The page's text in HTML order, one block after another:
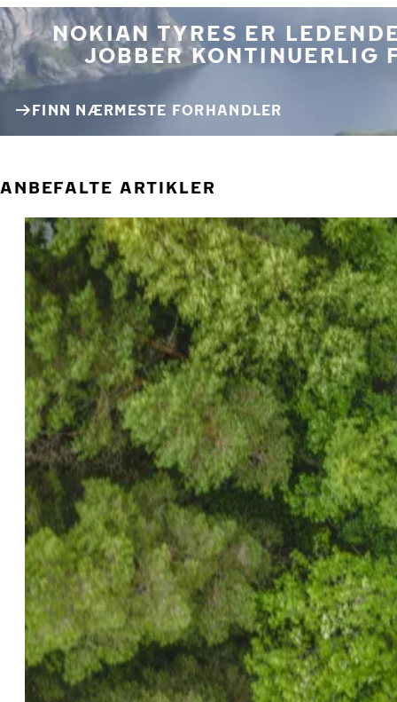
NOKIAN TYRES ER
JOBBER KONTINUERLIG
FINN NÆRMESTE FORHANDLER
ANBEFALTE ARTIKLER